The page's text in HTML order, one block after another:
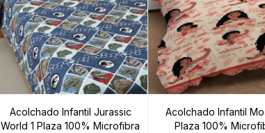
Acolchado Infantil Jurassic
World 1 Plaza 100% Microfibra
Acolchado Infantil
Plaza 100%